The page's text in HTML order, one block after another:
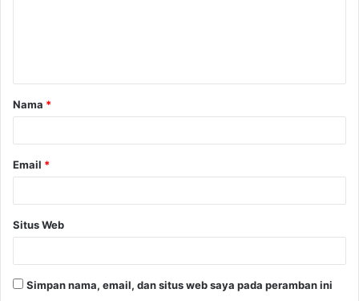
Nama *
Email *
Situs Web
Simpan nama, email, dan situs web saya pada peramban ini